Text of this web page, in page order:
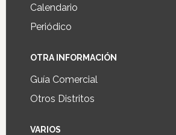
Calendario
Periódico
OTRA INFORMACIÓN
Guía Comercial
Otros Distritos
VARIOS